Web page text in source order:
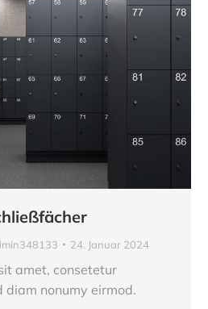
24. Januar 2024
amet, consetetur
diam nonumy eirmod.